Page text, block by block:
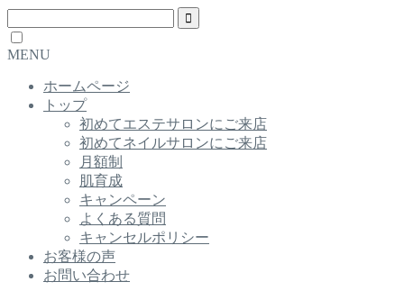
MENU
ホームページ
トップ
初めてエステサロンにご来店
初めてネイルサロンにご来店
月額制
肌育成
キャンペーン
よくある質問
キャンセルポリシー
お客様の声
お問い合わせ